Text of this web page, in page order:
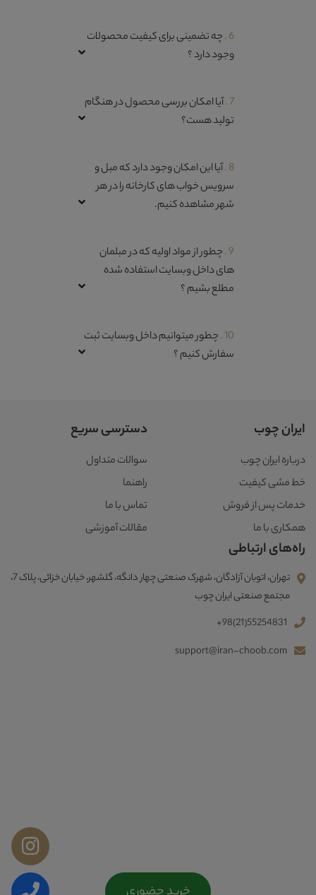
6 . چه تضمینی برای کیفیت محصولات
وجود دارد ؟
7 . آیا امکان بررسی محصول در هنگام
تولید هست؟
8 . آیا این امکان وجود دارد که مبل و
سرویس خواب های کارخانه را در هر
شهر مشاهده کنیم.
9 . چطور از مواد اولیه که در مبلمان
های داخل وبسایت استفاده شده
مطلع بشیم ؟
10 . چطور میتوانیم داخل وبسایت ثبت
سفارش کنیم ؟
ایران چوب
درباره ایران چوب
خط مشی کیفیت
خدمات پس از فروش
همکاری با ما
دسترسی سریع
سوالات متداول
راهنما
تماس با ما
مقالات آموزشی
راه‌های ارتباطی
تهران، اتوبان آزادگان، شهرک صنعتی چهار دانگه، گلشهر، خیابان خزائی، پلاک 7،
مجتمع صنعتی ایران چوب
+98(21)55254831
support@iran-choob.com